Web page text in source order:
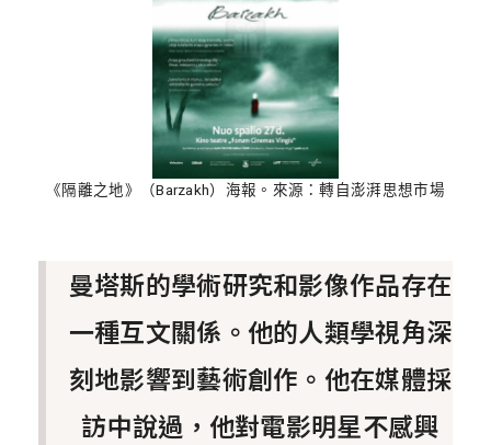
《隔離之地》（Barzakh）海報。來源：轉自澎湃思想市場
曼塔斯的學術研究和影像作品存在
一種互文關係。他的人類學視角深
刻地影響到藝術創作。他在媒體採
訪中說過，他對電影明星不感興